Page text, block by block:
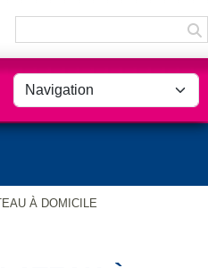
À DOMICILE